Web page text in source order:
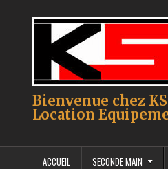
Bienvenue chez
Location
ACCUEIL SECONDE MAIN